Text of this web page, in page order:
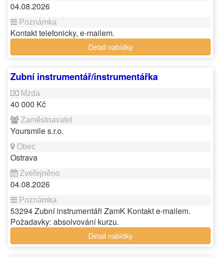
04.08.2026
Kontakt telefonicky, e-mailem.
Detail nabídky
Zubní instrumentář/instrumentářka
40 000 Kč
Yoursmile s.r.o.
Ostrava
04.08.2026
53294 Zubní instrumentáři ZamK Kontakt e-mailem.
Požadavky: absolvování kurzu.
Detail nabídky